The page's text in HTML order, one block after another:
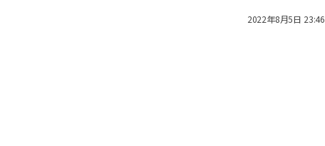
2022年8月5日 23:46